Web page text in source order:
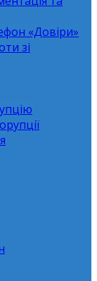
«Довіри»
зі